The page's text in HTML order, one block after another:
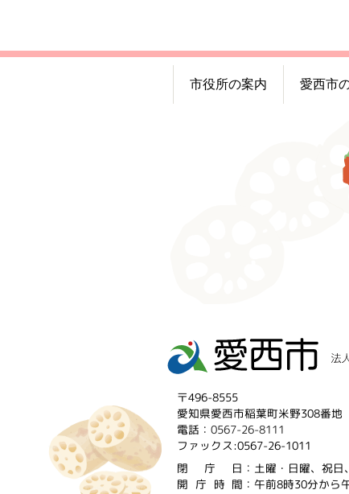
市役所の案内 愛西市
〒496-8555
愛知県愛西市稲葉町米野308番地
電話：0567-26-8111
ファックス:0567-26-1011
閉庁 日：土曜・日曜、祝
開庁時 間：午前8時30分から